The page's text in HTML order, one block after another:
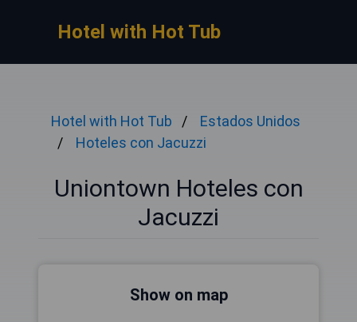
Hotel with Hot Tub
Hotel with Hot Tub
Estados Unidos
Hoteles con Jacuzzi
Uniontown Hoteles con
Jacuzzi
Show on map